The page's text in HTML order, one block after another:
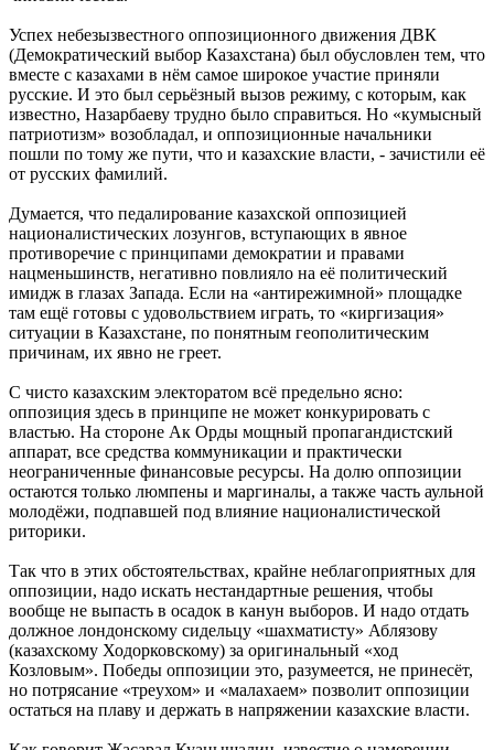
Успех небезызвестного оппозиционного движения ДВК
(Демократический выбор Казахстана) был обусловлен тем, что
вместе с казахами в нём самое широкое участие приняли
русские. И это был серьёзный вызов режиму, с которым, как
известно, Назарбаеву трудно было справиться. Но «кумысный
патриотизм» возобладал, и оппозиционные начальники
пошли по тому же пути, что и казахские власти, - зачистили её
от русских фамилий.
Думается, что педалирование казахской оппозицией
националистических лозунгов, вступающих в явное
противоречие с принципами демократии и правами
нацменьшинств, негативно повлияло на её политический
имидж в глазах Запада. Если на «антирежимной» площадке
там ещё готовы с удовольствием играть, то «киргизация»
ситуации в Казахстане, по понятным геополитическим
причинам, их явно не греет.
С чисто казахским электоратом всё предельно ясно:
оппозиция здесь в принципе не может конкурировать с
властью. На стороне Ак Орды мощный пропагандистский
аппарат, все средства коммуникации и практически
неограниченные финансовые ресурсы. На долю оппозиции
остаются только люмпены и маргиналы, а также часть аульной
молодёжи, подпавшей под влияние националистической
риторики.
Так что в этих обстоятельствах, крайне неблагоприятных для
оппозиции, надо искать нестандартные решения, чтобы
вообще не выпасть в осадок в канун выборов. И надо отдать
должное лондонскому сидельцу «шахматисту» Аблязову
(казахскому Ходорковскому) за оригинальный «ход
Козловым». Победы оппозиции это, разумеется, не принесёт,
но потрясание «треухом» и «малахаем» позволит оппозиции
остаться на плаву и держать в напряжении казахские власти.